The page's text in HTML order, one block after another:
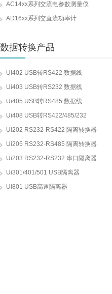
AC14xx系列交流电参数测量仪
AD16xx系列交直流功率计
数据转换产品
Ui402 USB转RS422 数据线
Ui403 USB转RS232 数据线
Ui405 USB转RS485 数据线
Ui408 USB转RS422/485/232
Ui202 RS232-RS422 隔离转换器
Ui205 RS232-RS485 隔离转换器
Ui203 RS232-RS232 串口隔离器
Ui301/401/501 USB隔离器
Ui801 USB高速隔离器